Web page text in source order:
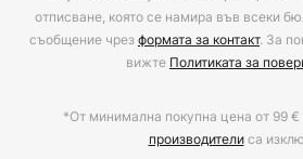
отписване, която се намира във всеки
съобщение чрезформата за контакт. За
вижте Политиката за
*От минимална покупна цена от 99 €
производителиса